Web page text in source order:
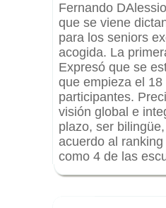
Fernando
que se viene
para los seniors
acogida. La
Expresó que se
que empieza el
participantes.
visión global e
plazo, ser
acuerdo al
como 4 de las